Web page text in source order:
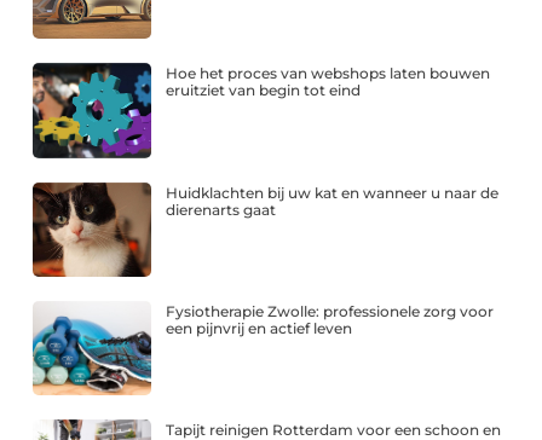
Hoe het proces van webshops laten bouwen
eruitziet van begin tot eind
Huidklachten bij uw kat en wanneer u naar de
dierenarts gaat
Fysiotherapie Zwolle: professionele zorg voor
een pijnvrij en actief leven
Tapijt reinigen Rotterdam voor een schoon en